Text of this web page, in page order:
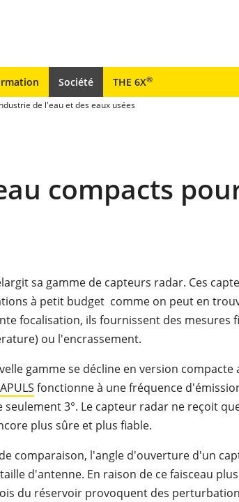
Société THE 6X®
de l'eau et des eaux usées
compacts
sa gamme de capteurs radar. Ces
à petit budget comme on peut en
focalisation, ils fournissent des
ou l'encrassement.
gamme se décline en version
fonctionne à une fréquence
seulement 3°. Le capteur radar ne reçoit
plus sûre et plus fiable.
comparaison, l'angle d'ouverture d'un
d'antenne. En raison de ce faisceau
du réservoir provoquent des